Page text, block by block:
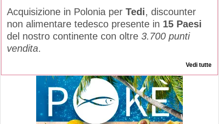
Acquisizione in Polonia per Tedi, discounter
non alimentare tedesco presente in 15 Paesi
del nostro continente con oltre 3.700 punti
vendita.
Vedi tutte